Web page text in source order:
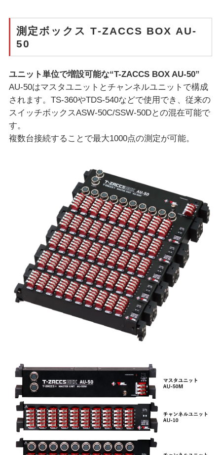
測定ボックス T-ZACCS BOX AU-
50
ユニット単位で増設可能な“T-ZACCS BOX AU-50”
AU-50はマスタユニットとチャンネルユニットで構成
されます。TS-360やTDS-540などで使用でき、従来の
スイッチボックスASW-50C/SSW-50Dとの混在可能で
す。
複数台接続することで最大1000点の測定が可能。